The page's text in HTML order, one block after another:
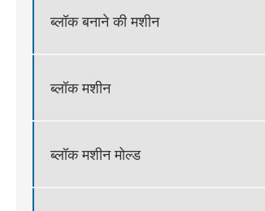
ब्लॉक बनाने की मशीन
ब्लॉक मशीन
ब्लॉक मशीन मोल्ड